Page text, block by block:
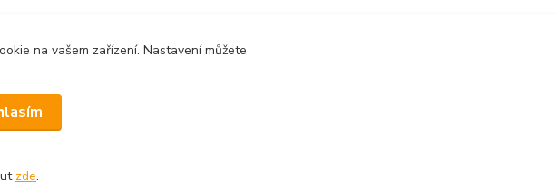
na vašem zařízení. Nastavení můžete
zde.